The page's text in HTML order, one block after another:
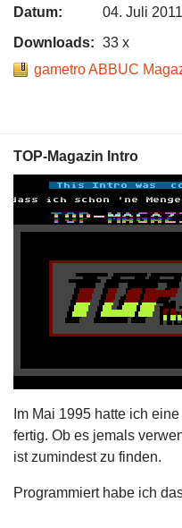
Datum:
04. Juli 2011
Downloads: 33 x
gametro ABBUC
TOP-Magazin Intro
Im Mai 1995 hatte ich
fertig. Ob es jemals
ist zumindest zu finden.
Programmiert habe ich